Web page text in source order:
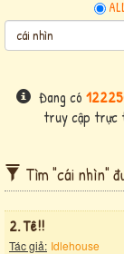
Đang có
truy cập trực
Tìm "cái nhìn"
2. Tê!!
Tác giả: Idlehouse